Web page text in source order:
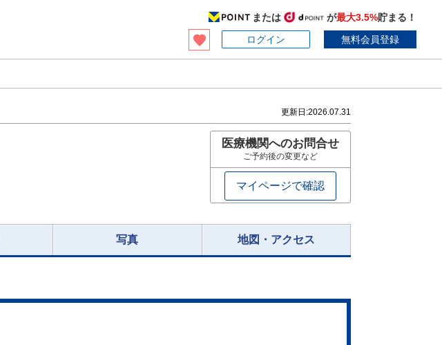
または が最大3.5%貯まる！
ログイン
無料会員登録
更新日:2026.07.31
医療機関へのお問合せ
ご予約後の変更など
マイページで確認
写真 地図・アクセス